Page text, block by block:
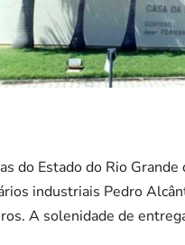
do Estado do Rio
industriais Pedro
A solenidade de